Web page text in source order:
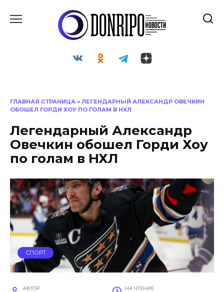
ГЛАВНАЯ СТРАНИЦА » ЛЕГЕНДАРНЫЙ АЛЕКСАНДР ОВЕЧКИН
ОБОШЕЛ ГОРДИ ХОУ ПО ГОЛАМ В НХЛ
Легендарный Александр
Овечкин обошел Горди Хоу
по голам в НХЛ
СПОРТ
АВТОР НА ЧТЕНИЕ